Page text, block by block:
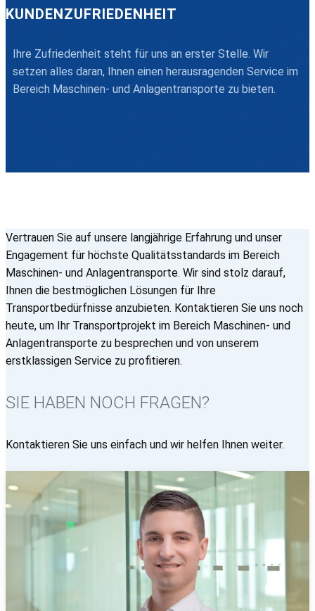
KUNDENZUFRIEDENHEIT
Ihre Zufriedenheit steht für uns an erster Stelle. Wir
setzen alles daran, Ihnen einen herausragenden Service im
Bereich Maschinen- und Anlagentransporte zu bieten.
Vertrauen Sie auf unsere langjährige Erfahrung und unser
Engagement für höchste Qualitätsstandards im Bereich
Maschinen- und Anlagentransporte. Wir sind stolz darauf,
Ihnen die bestmöglichen Lösungen für Ihre
Transportbedürfnisse anzubieten. Kontaktieren Sie uns noch
heute, um Ihr Transportprojekt im Bereich Maschinen- und
Anlagentransporte zu besprechen und von unserem
erstklassigen Service zu profitieren.
SIE HABEN NOCH FRAGEN?
Kontaktieren Sie uns einfach und wir helfen Ihnen weiter.